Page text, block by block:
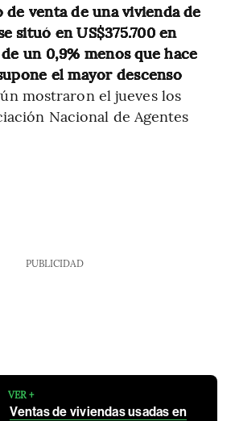
venta de una vivienda de
situó en US$375.700 en
un 0,9% menos que hace
el mayor descenso
mostraron el jueves los
Nacional de Agentes
PUBLICIDAD
VER +
Ventas de viviendas usadas en